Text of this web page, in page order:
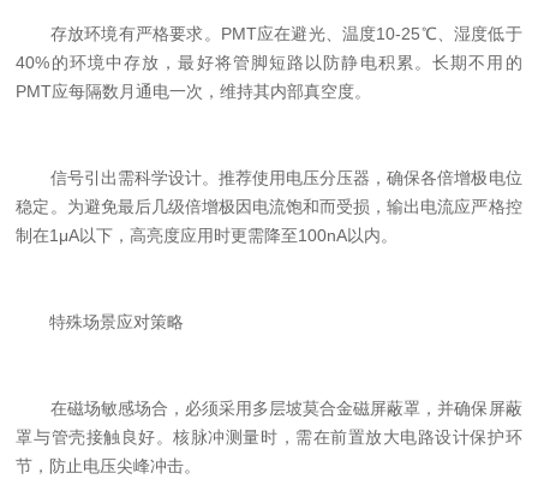
存放环境有严格要求。PMT应在避光、温度10-25℃、湿度低于
40%的环境中存放，最好将管脚短路以防静电积累。长期不用的
PMT应每隔数月通电一次，维持其内部真空度。
信号引出需科学设计。推荐使用电压分压器，确保各倍增极电位
稳定。为避免最后几级倍增极因电流饱和而受损，输出电流应严格控
制在1μA以下，高亮度应用时更需降至100nA以内。
特殊场景应对策略
在磁场敏感场合，必须采用多层坡莫合金磁屏蔽罩，并确保屏蔽
罩与管壳接触良好。核脉冲测量时，需在前置放大电路设计保护环
节，防止电压尖峰冲击。